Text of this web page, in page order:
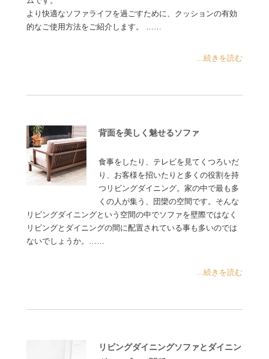
より快適なソファライフを過ごすために、クッションの有効
的なご使用方法をご紹介します。 ……
...続きを読む
背面を美しく魅せるソファ
食事をしたり、テレビを見てくつろいだ
り、お客様を招いたりと多くの役割を持
つリビングダイニング。家の中で最も多
くの人が集う、団欒の空間です。そんな
リビングダイニングという空間の中でソファを壁際ではなく
リビングとダイニングの間に配置されている事も多いのでは
ないでしょうか。……
...続きを読む
リビングダイニングソファとダイニン